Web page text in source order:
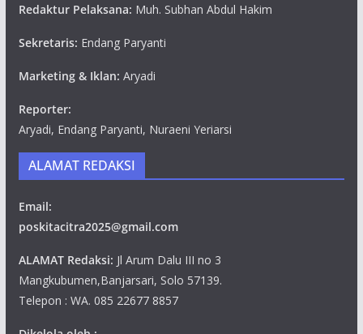
Redaktur Pelaksana: Muh. Subhan Abdul Hakim
Sekretaris: Endang Paryanti
Marketing & Iklan: Aryadi
Reporter:
Aryadi, Endang Paryanti, Nuraeni Yeriarsi
ALAMAT REDAKSI
Email:
poskitacitra2025@gmail.com
ALAMAT Redaksi: Jl Arum Dalu III no 3
Mangkubumen,Banjarsari, Solo 57139.
Telepon : WA. 085 22677 8857